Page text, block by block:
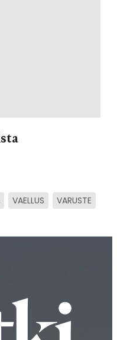
VAELLUS VARUSTE